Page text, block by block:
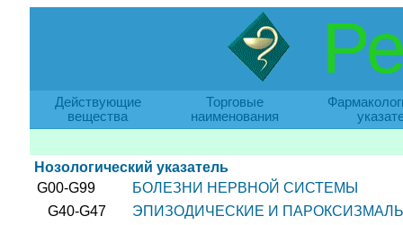
Действующие
вещества
Торговые
наименования
Нозологический указатель
G00-G99
БОЛЕЗНИ НЕРВНОЙ СИСТЕМЫ
G40-G47
ЭПИЗОДИЧЕСКИЕ И